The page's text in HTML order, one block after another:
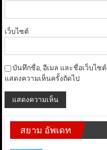
เว็บไซต์
บันทึกชื่อ, อีเมล และชื่อเว็บไซ
แสดงความเห็นครั้งถัดไป
สยาม อัพเดท